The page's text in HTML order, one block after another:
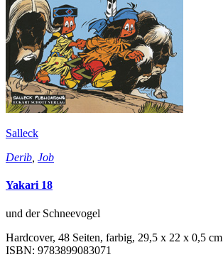
Salleck
Derib Job
Yakari 18
und der Schneevogel
Hardcover, 48 Seiten, farbig, 29,5 x 22 x 0,5 cm
ISBN: 9783899083071